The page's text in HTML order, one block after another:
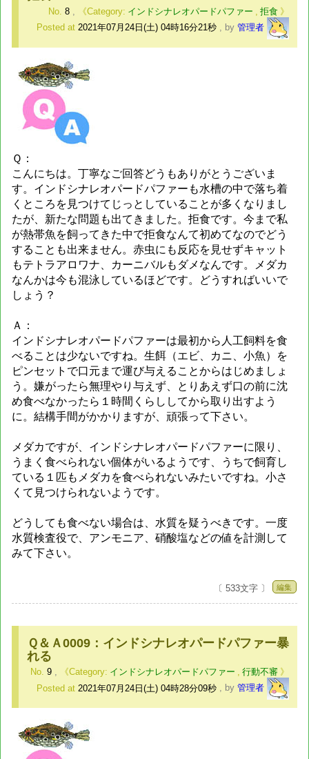
No. 8 インドシナレオパードパファー
拒食
Posted at 2021年07月24日(土) 04時16分21秒 by 管理者
Ｑ：
こんにちは。丁寧なご回答どうもありがとうございま
す。インドシナレオパードパファーも水槽の中で落ち着
くところを見つけてじっとしていることが多くなりまし
たが、新たな問題も出てきました。拒食です。今まで私
が熱帯魚を飼ってきた中で拒食なんて初めてなのでどう
することも出来ません。赤虫にも反応を見せずキャット
もテトラアロワナ、カーニバルもダメなんです。メダカ
なんかは今も混泳しているほどです。どうすればいいで
しょう？
Ａ：
インドシナレオパードパファーは最初から人工飼料を食
べることは少ないですね。生餌（エビ、カニ、小魚）を
ピンセットで口元まで運び与えることからはじめましょ
う。嫌がったら無理やり与えず、とりあえず口の前に沈
め食べなかったら１時間くらししてから取り出すよう
に。結構手間がかかりますが、頑張って下さい。
メダカですが、インドシナレオパードパファーに限り、
うまく食べられない個体がいるようです、うちで飼育し
ている１匹もメダカを食べられないみたいですね。小さ
くて見つけられないようです。
どうしても食べない場合は、水質を疑うべきです。一度
水質検査役で、アンモニア、硝酸塩などの値を計測して
みて下さい。
〔 533文字 〕 編集
Ｑ＆Ａ0009：インドシナレオパードパファー暴
れる
No. 9 , インドシナレオパードパファー , 行動不審
Posted at 2021年07月24日(土) 04時28分09秒 , by 管理者